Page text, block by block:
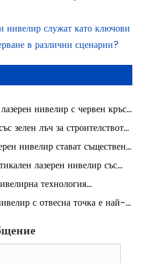
нивелир служат като ключови
в различни сценарии?
нивелир с червен кръст
в съвременните
зелен лъч за строителството
и ефективността на
нивелир стават съществени
лазерен нивелир със
да подобри точността в
„Направи си сам“
технология
с отвесна точка е най-